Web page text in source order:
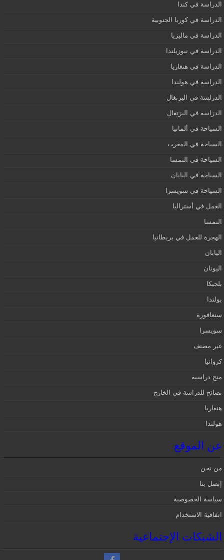
الدراسة في كندا
الدراسة في كوريا الجنوبية
الدراسة في ماليزيا
الدراسة في نيوزيلندا
الدراسة في هنغاريا
الدراسة في هولندا
الدرلسة في البرتغال
الدزاسة في البزتغال
السياحة في ألمانيا
السياحة في المغرب
السياحة في النمسا
السياحة في اليابان
السياحة في سويسرا
العمل في أستراليا
النمسا
الهجرة للعمل في بريطانيا
اليابان
اليونان
بلجيكا
بولندا
سنغافورة
سويسرا
غير مصنف
كرواتيا
منح دراسية
نصائح للدراسة في الخارج
هنغاريا
هولندا
عن الموقع
من نحن
إتصل بنا
سياسة الخصوصية
اتفاقية الاستخدام
الشبكات الإجتماعية